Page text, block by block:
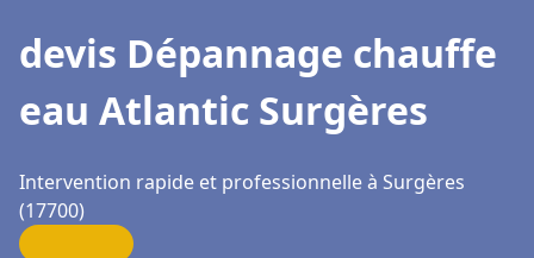
devis Dépannage chauffe
eau Atlantic Surgères
Intervention rapide et professionnelle à Surgères
(17700)